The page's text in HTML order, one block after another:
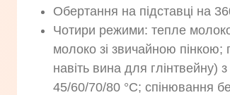
Обертання на підставці на
Чотири режими: тепле
молоко зі звичайною пінкою;
навіть вина для
45/60/70/80 °C; спінювання